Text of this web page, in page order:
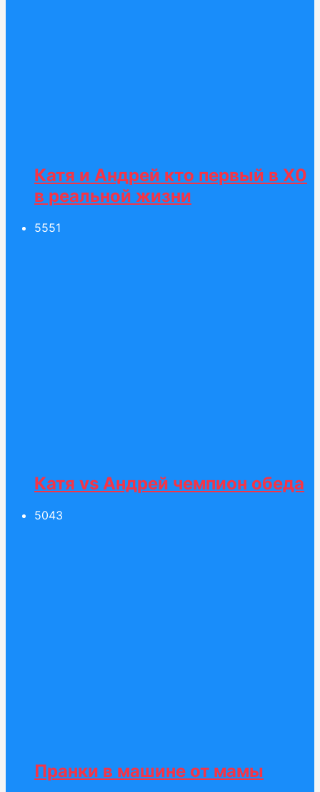
Катя и Андрей кто первый в Х0
в реальной жизни
5551
Катя vs Андрей чемпион обеда
5043
Пранки в машине от мамы